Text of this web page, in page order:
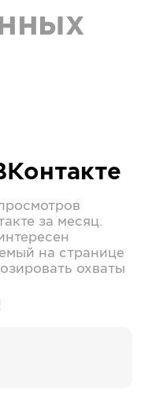
за месяц.
на странице
охваты